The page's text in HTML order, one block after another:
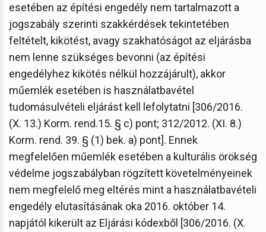
esetében az építési engedély nem tartalmazott a
jogszabály szerinti szakkérdések tekintetében
feltételt, kikötést, avagy szakhatóságot az eljárásba
nem lenne szükséges bevonni (az építési
engedélyhez kikötés nélkül hozzájárult), akkor
műemlék esetében is használatbavétel
tudomásulvételi eljárást kell lefolytatni [306/2016.
(X. 13.) Korm. rend.15. § c) pont; 312/2012. (XI. 8.)
Korm. rend. 39. § (1) bek. a) pont]. Ennek
megfelelően műemlék esetében a kulturális örökség
védelme jogszabályban rögzített követelményeinek
nem megfelelő meg eltérés mint a használatbavételi
engedély elutasításának oka 2016. október 14.
napjától kikerült az Eljárási kódexből [306/2016. (X.